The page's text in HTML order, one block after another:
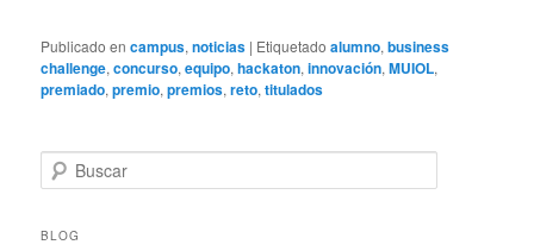
Publicado en campus,noticias | Etiquetado alumno,business
challenge,concurso,equipo,hackaton,innovación,MUIOL,
premiado,premio,premios,reto,titulados
u
c
BLOG